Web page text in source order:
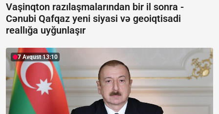
Vaşinqton razılaşmalarından bir il sonra -
Cənubi Qafqaz yeni siyasi və geoiqtisadi
reallığa uyğunlaşır
7 Avqust 13:10